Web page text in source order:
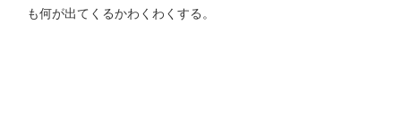
も何が出てくるかわくわくする。